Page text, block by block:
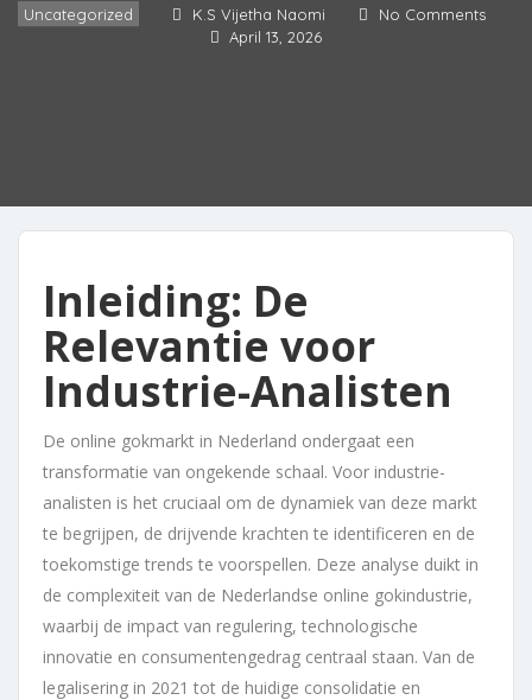
Uncategorized K.S Vijetha Naomi
No Comments
April 13, 2026
Inleiding: De
Relevantie voor
Industrie-Analisten
De online gokmarkt in Nederland ondergaat een
transformatie van ongekende schaal. Voor industrie-
analisten is het cruciaal om de dynamiek van deze markt
te begrijpen, de drijvende krachten te identificeren en de
toekomstige trends te voorspellen. Deze analyse duikt in
de complexiteit van de Nederlandse online gokindustrie,
waarbij de impact van regulering, technologische
innovatie en consumentengedrag centraal staan. Van de
legalisering in 2021 tot de huidige consolidatie en